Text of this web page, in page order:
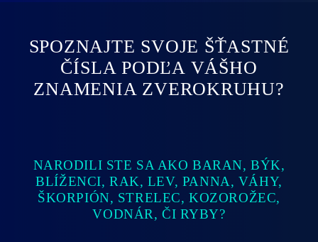
SPOZNAJTE SVOJE ŠŤASTNÉ
ČÍSLA PODĽA VÁŠHO
ZNAMENIA ZVEROKRUHU?
NARODILI STE SA AKO BARAN, BÝK,
BLÍŽENCI, RAK, LEV, PANNA, VÁHY,
ŠKORPIÓN, STRELEC, KOZOROŽEC,
VODNÁR, ČI RYBY?